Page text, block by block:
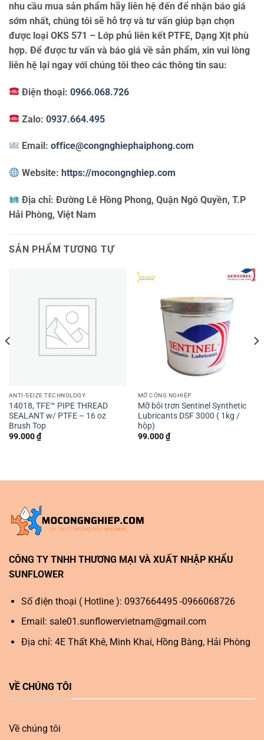
nhu cầu mua sản phẩm hãy liên hệ đến để nhận báo giá
sớm nhất, chúng tôi sẽ hỗ trợ và tư vấn giúp bạn chọn
được loại OKS 571 – Lớp phủ liên kết PTFE, Dạng Xịt phù
hợp. Để được tư vấn và báo giá về sản phẩm, xin vui lòng
liên hệ lại ngay với chúng tôi theo các thông tin sau:
Điện thoại:0966.068.726
Zalo:0937.664.495
Email:office@congnghiephaiphong.com
Website: https://mocongnghiep.com
Địa chỉ:Đường Lê Hồng Phong, Quận Ngô Quyền, T.P
Hải Phòng, Việt Nam
SẢN PHẨM TƯƠNG TỰ
ANTI-SEIZE TECHNOLOGY
14018, TFE™ PIPE THREAD
SEALANT w/ PTFE – 16 oz
Brush Top
99.000₫
MỠ CÔNG NGHIỆP
Mỡ bôi trơn Sentinel Synthetic
Lubricants DSF 3000 ( 1kg /
hộp)
99.000₫
CÔNG TY TNHH THƯƠNG MẠI VÀ XUẤT NHẬP KHẨU
SUNFLOWER
Số điện thoại ( Hotline ): 0937664495 -0966068726
Email: sale01.sunflowervietnam@gmail.com
Địa chỉ: 4E Thất Khê, Minh Khai, Hồng Bàng, Hải Phòng
VỀ CHÚNG TÔI
Về chúng tôi